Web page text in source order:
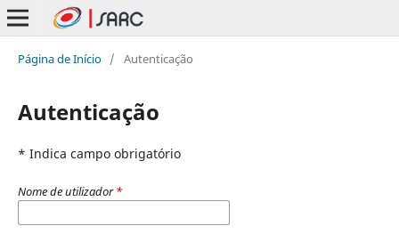
Página de Início / Autenticação
Autenticação
* Indica campo obrigatório
Nome de utilizador*